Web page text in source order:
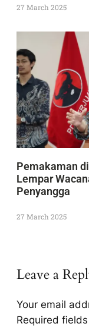
27 March 2025
Pemakaman
Lempar
Penyangga
27 March 2025
Leave a
Your email
Required